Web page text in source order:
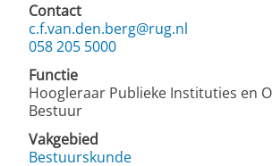
Contact
c.f.van.den.berg@rug.nl
058 205 5000
Functie
Hoogleraar Publieke Instituties en
Bestuur
Vakgebied
Bestuurskunde